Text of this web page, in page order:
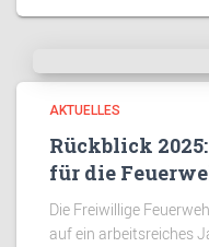
AKTUELLES
Rückblick
für die
Die Freiwillige
auf ein arbeitsreiches